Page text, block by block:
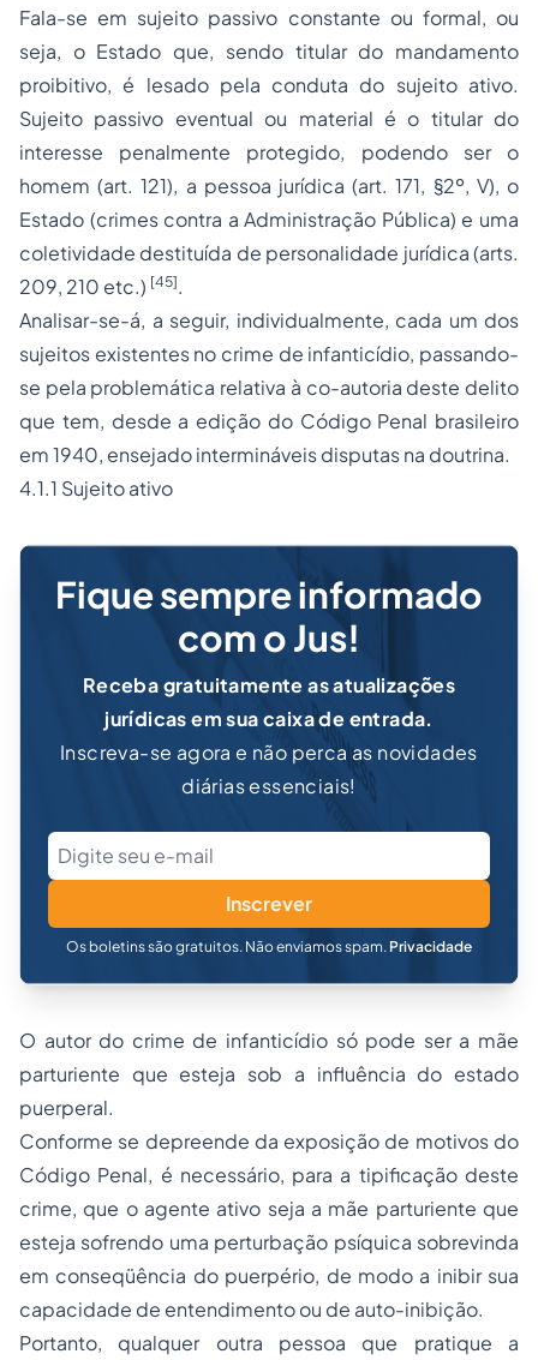
Fala-se em sujeito passivo constante ou formal, ou
seja, o Estado que, sendo titular do mandamento
proibitivo, é lesado pela conduta do sujeito ativo.
Sujeito passivo eventual ou material é o titular do
interesse penalmente protegido, podendo ser o
homem (art. 121), a pessoa jurídica (art. 171, §2º, V), o
Estado (crimes contra a Administração Pública) e uma
coletividade destituída de personalidade jurídica (arts.
209, 210 etc.) [45].
Analisar-se-á, a seguir, individualmente, cada um dos
sujeitos existentes no crime de infanticídio, passando-
se pela problemática relativa à co-autoria deste delito
que tem, desde a edição do Código Penal brasileiro
em 1940, ensejado intermináveis disputas na doutrina.
4.1.1 Sujeito ativo
Fique sempre informado
com o Jus!
Receba gratuitamente as atualizações
jurídicas em sua caixa de entrada.
Inscreva-se agora e não perca as novidades
diárias essenciais!
Inscrever
Os boletins são gratuitos. Não enviamos spam. Privacidade
O autor do crime de infanticídio só pode ser a mãe
parturiente que esteja sob a influência do estado
puerperal.
Conforme se depreende da exposição de motivos do
Código Penal, é necessário, para a tipificação deste
crime, que o agente ativo seja a mãe parturiente que
esteja sofrendo uma perturbação psíquica sobrevinda
em conseqüência do puerpério, de modo a inibir sua
capacidade de entendimento ou de auto-inibição.
Portanto, qualquer outra pessoa que pratique a